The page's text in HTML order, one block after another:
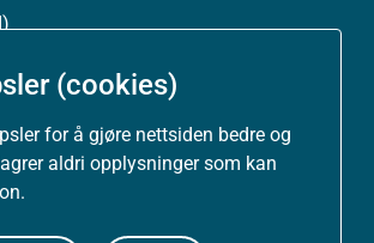
(cookies)
for å gjøre nettsiden bedre og
aldri opplysninger som kan